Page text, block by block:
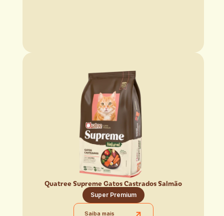
Quatree Supreme Gatos Castrados Salmão
Super Premium
Saiba mais